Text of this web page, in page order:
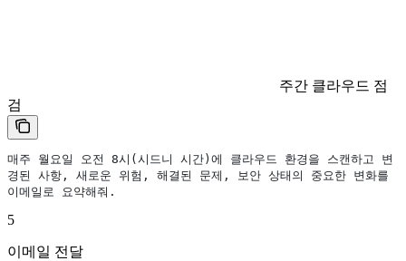
주간 클라우드 점
검
매주 월요일 오전 8시(시드니 시간)에 클라우드 환경을 스캔하고 변
경된 사항, 새로운 위험, 해결된 문제, 보안 상태의 중요한 변화를
이메일로 요약해줘.
5
이메일 전달